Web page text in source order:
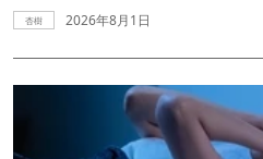
杏樹 2026年8月1日